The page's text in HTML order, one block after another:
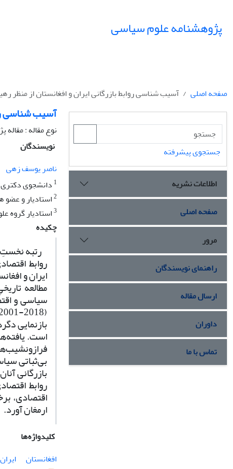
پژوهشنامه علوم سیاسی
صفحه اصلی آسیب شناسی روابط بازرگانی ایران و افغانستان از منظر رهیافت
آسیب شناسی
نوع مقاله :
نویسندگان
ناصر یوسف زهی
1 دانشجوی
2استادیار و
3استادیار گروه
چکیده
روابط
ایران و
سیاسی و
بازنمایی
است.
بی‌ثباتی
بازرگانی
روابط
اقتصادی،
ارمغان آورد.
کلیدواژه‌ها
افغانستان
ایران
جستجوی پیشرفته
اطلاعات نشریه
صفحه اصلی
مرور
راهنمای نویسندگان
ارسال مقاله
داوران
تماس با ما